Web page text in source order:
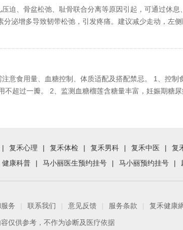
迫、骨盆松弛、耻骨联合分离等原因引起，可通过休
泌增多导致韧带松弛，引发疼痛。建议减少走动，左侧
意食用量、血糖控制、体质适配及搭配禁忌。 1、控制
超过一瓣。 2、监测血糖榴莲含糖量丰富，妊娠期糖尿
| 复禾心理 | 复禾体检 | 复禾男科 | 复禾中医 | 复
健康科普 | 马小丽医生预约挂号 | 马小丽预约挂号 |
务 联系我们 意见反馈 服务条款 复禾健康
仅供参考，不作为诊断及医疗依据